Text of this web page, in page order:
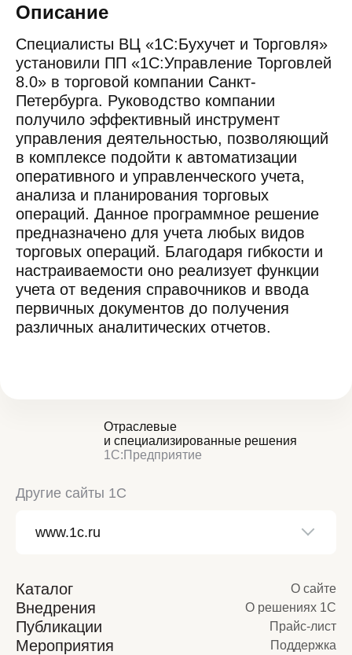
Описание
Специалисты ВЦ «1С:Бухучет и Торговля»
установили ПП «1С:Управление Торговлей
8.0» в торговой компании Санкт-
Петербурга. Руководство компании
получило эффективный инструмент
управления деятельностью, позволяющий
в комплексе подойти к автоматизации
оперативного и управленческого учета,
анализа и планирования торговых
операций. Данное программное решение
предназначено для учета любых видов
торговых операций. Благодаря гибкости и
настраиваемости оно реализует функции
учета от ведения справочников и ввода
первичных документов до получения
различных аналитических отчетов.
Отраслевые
и специализированные решения
1С:Предприятие
Другие сайты 1С
Каталог
Внедрения
Публикации
Мероприятия
О сайте
О решениях 1С
Прайс-лист
Поддержка